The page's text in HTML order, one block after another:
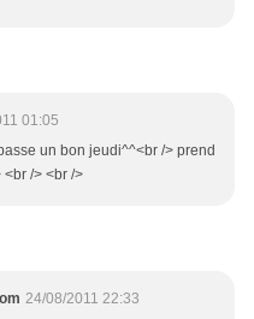
01:05
un bon jeudi^^<br /> prend
/> <br />
24/08/2011 22:33